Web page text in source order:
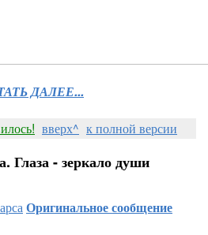
ДАЛЕЕ...
вверх^ к полной версии
Глаза - зеркало души
Оригинальное сообщение